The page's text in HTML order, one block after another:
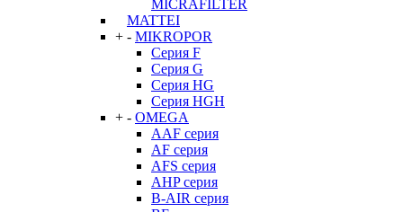
MICRAFILTER
MATTEI
+ - MIKROPOR
Серия F
Серия G
Серия HG
Серия HGH
+ - OMEGA
AAF серия
AF серия
AFS серия
AHP серия
B-AIR серия